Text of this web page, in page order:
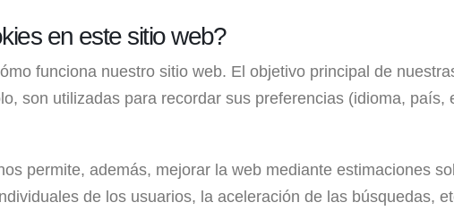
en este sitio web?
funciona nuestro sitio web. El objetivo principal de
son utilizadas para recordar sus preferencias (idioma, país,
permite, además, mejorar la web mediante estimaciones
de los usuarios, la aceleración de las búsquedas,